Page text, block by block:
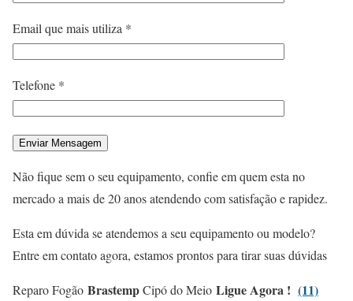
Email que mais utiliza *
Telefone *
Não fique sem o seu equipamento, confie em quem esta no
mercado a mais de 20 anos atendendo com satisfação e rapidez.
Esta em dúvida se atendemos a seu equipamento ou modelo?
Entre em contato agora, estamos prontos para tirar suas dúvidas
Reparo Fogão BrastempCipó do Meio Ligue Agora ! (11)